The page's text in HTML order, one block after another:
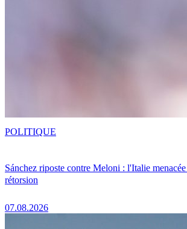
Sánchez riposte contre Meloni : l'Italie menacée
rétorsion
07.08.2026
POLITIQUE